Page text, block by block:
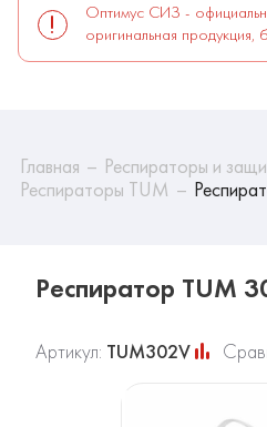
Оптимус СИЗ -
оригинальная продукция,
Главная
Респираторы и
Респираторы TUM
Респиратор TUM
Артикул: TUM302V